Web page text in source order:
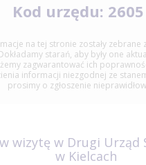
Kod urzędu: 2605
na tej stronie zostały zebrane
starań, aby były one
zagwarantować ich
informacji niezgodnej ze
prosimy o zgłoszenie
wizytę w Drugi Urząd
w Kielcach